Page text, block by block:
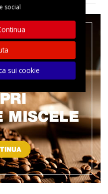
social
sui cookie